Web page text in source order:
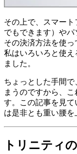
その上で、スマート
でもできます）や
その決済方法を使っ
私はいろいろと使え
ました。
ちょっとした手間で
まうのですから、
す。この記事を見
は是非とも重い腰を
トリニティ